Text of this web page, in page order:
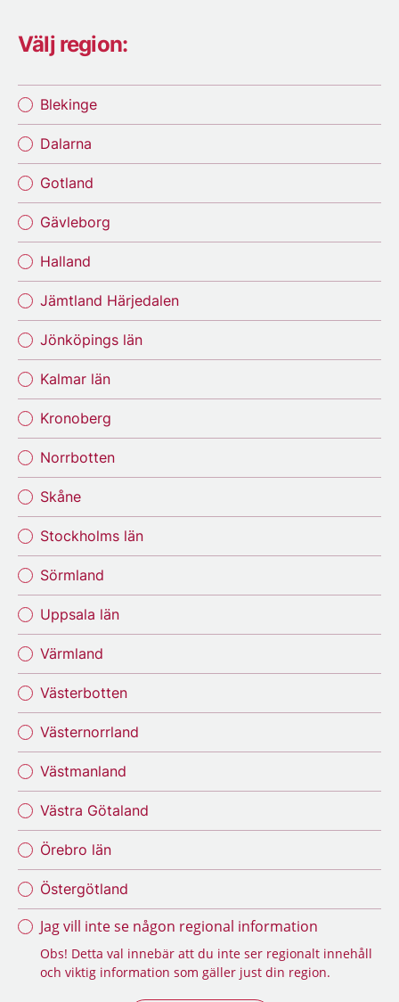
Välj region:
Blekinge
Dalarna
Gotland
Gävleborg
Halland
Jämtland Härjedalen
Jönköpings län
Kalmar län
Kronoberg
Norrbotten
Skåne
Stockholms län
Sörmland
Uppsala län
Värmland
Västerbotten
Västernorrland
Västmanland
Västra Götaland
Örebro län
Östergötland
Jag vill inte se någon regional information
Obs! Detta val innebär att du inte ser regionalt innehåll
och viktig information som gäller just din region.